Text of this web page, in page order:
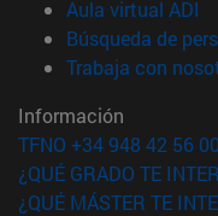
Aula virtual ADI
Búsqueda de
Trabaja con
Información
TFNO +34 948 42 56 00
¿QUÉ GRADO TE
¿QUÉ MÁSTER TE